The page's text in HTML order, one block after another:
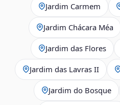
Jardim Carmem
Jardim Chácara Méa
Jardim das Flores
Jardim das Lavras II
Jardim do Bosque